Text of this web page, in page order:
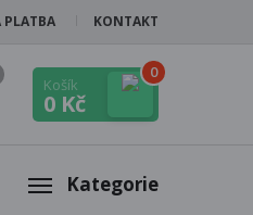
PLATBA KONTAKT
Košík
0 Kč
0
Kategorie